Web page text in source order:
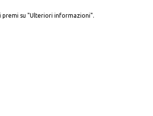
su "Ulteriori informazioni".